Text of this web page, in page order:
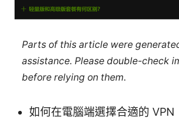
Parts of this article were
assistance. Please double-check
before relying on them.
如何在電腦端選擇合適的 VPN